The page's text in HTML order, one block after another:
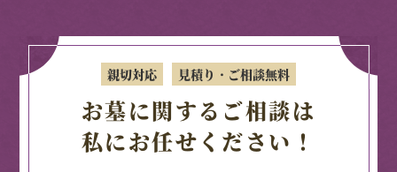
親切対応 見積り・ご相談無料
お墓に関するご相談は
私にお任せください！